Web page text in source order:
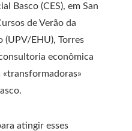
Basco (CES), em San
de Verão da
(UPV/EHU), Torres
econômica
atingir esses